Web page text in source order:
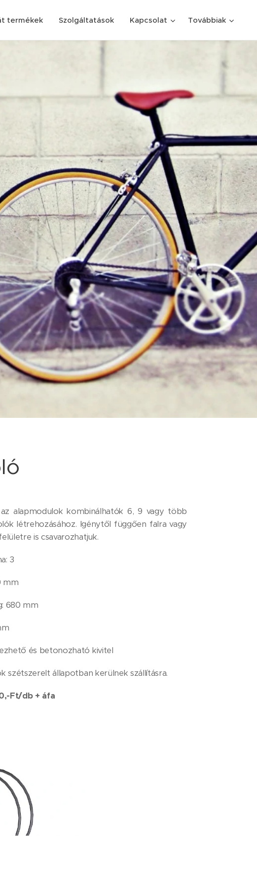
termékek Szolgáltatások Kapcsolat Továbbiak
alapmodulok kombinálhatók 6, 9 vagy több
létrehozásához. Igénytől függően falra vagy
is csavarozhatjuk.
3
mm
680 mm
és betonozható kivitel
szétszerelt állapotban kerülnek szállításra.
Ft/db + áfa